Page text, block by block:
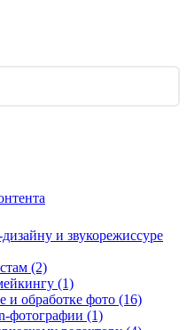
и звукорежиссуре
(2)
(1)
и обработке фото (16)
фотографии (1)